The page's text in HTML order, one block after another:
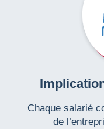
Chaque salarié
de